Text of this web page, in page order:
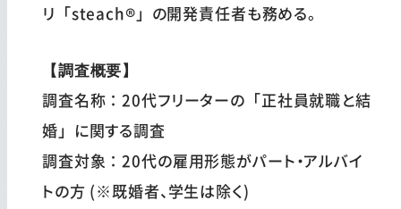
リ「steach®」の開発責任者も務める。
【調査概要】
調査名称：20代フリーターの「正社員就職と結
婚」に関する調査
調査対象：20代の雇用形態がパート・アルバイ
トの方 (※既婚者、学生は除く)